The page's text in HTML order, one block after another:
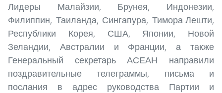
Лидеры Малайзии, Брунея, Индонезии,
Филиппин, Таиланда, Сингапура, Тимора-Лешти,
Республики Корея, США, Японии, Новой
Зеландии, Австралии и Франции, а также
Генеральный секретарь АСЕАН направили
поздравительные телеграммы, письма и
послания в адрес руководства Партии и